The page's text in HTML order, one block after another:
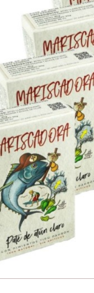
mélanges - graines